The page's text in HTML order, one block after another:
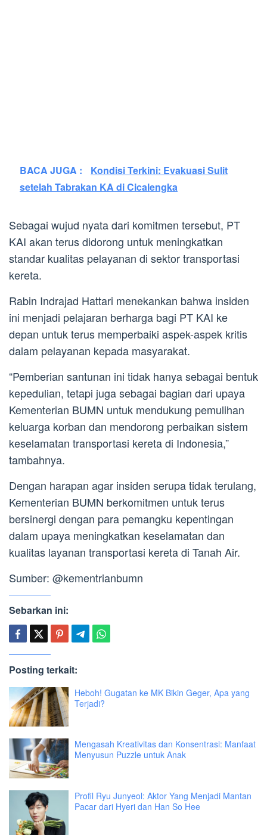
BACA JUGA :
Kondisi Terkini: Evakuasi Sulit
setelah Tabrakan KA di Cicalengka
Sebagai wujud nyata dari komitmen tersebut, PT
KAI akan terus didorong untuk meningkatkan
standar kualitas pelayanan di sektor transportasi
kereta.
Rabin Indrajad Hattari menekankan bahwa insiden
ini menjadi pelajaran berharga bagi PT KAI ke
depan untuk terus memperbaiki aspek-aspek kritis
dalam pelayanan kepada masyarakat.
“Pemberian santunan ini tidak hanya sebagai bentuk
kepedulian, tetapi juga sebagai bagian dari upaya
Kementerian BUMN untuk mendukung pemulihan
keluarga korban dan mendorong perbaikan sistem
keselamatan transportasi kereta di Indonesia,”
tambahnya.
Dengan harapan agar insiden serupa tidak terulang,
Kementerian BUMN berkomitmen untuk terus
bersinergi dengan para pemangku kepentingan
dalam upaya meningkatkan keselamatan dan
kualitas layanan transportasi kereta di Tanah Air.
Sumber: @kementrianbumn
Sebarkan ini:
Posting terkait:
Heboh! Gugatan ke MK Bikin Geger, Apa yang
Terjadi?
Mengasah Kreativitas dan Konsentrasi: Manfaat
Menyusun Puzzle untuk Anak
Profil Ryu Junyeol: Aktor Yang Menjadi Mantan
Pacar dari Hyeri dan Han So Hee